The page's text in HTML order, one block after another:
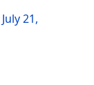
July 21,